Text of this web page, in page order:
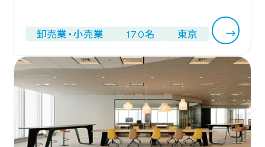
卸売業・小売業 170名 東京